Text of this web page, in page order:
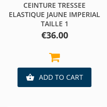
CEINTURE TRESSEE
ELASTIQUE JAUNE IMPERIAL
TAILLE 1
Price
€36.00
 ADD TO CART